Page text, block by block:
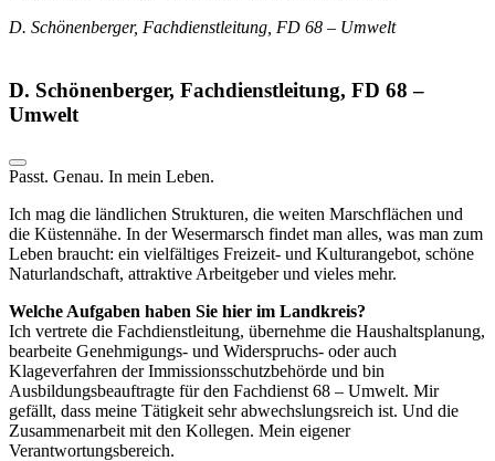
D. Schönenberger, Fachdienstleitung, FD 68 – Umwelt
D. Schönenberger, Fachdienstleitung, FD 68 –
Umwelt
Passt. Genau. In mein Leben.
Ich mag die ländlichen Strukturen, die weiten Marschflächen und
die Küstennähe. In der Wesermarsch findet man alles, was man zum
Leben braucht: ein vielfältiges Freizeit- und Kulturangebot, schöne
Naturlandschaft, attraktive Arbeitgeber und vieles mehr.
Welche Aufgaben haben Sie hier im Landkreis?
Ich vertrete die Fachdienstleitung, übernehme die Haushaltsplanung,
bearbeite Genehmigungs- und Widerspruchs- oder auch
Klageverfahren der Immissionsschutzbehörde und bin
Ausbildungsbeauftragte für den Fachdienst 68 – Umwelt. Mir
gefällt, dass meine Tätigkeit sehr abwechslungsreich ist. Und die
Zusammenarbeit mit den Kollegen. Mein eigener
Verantwortungsbereich.